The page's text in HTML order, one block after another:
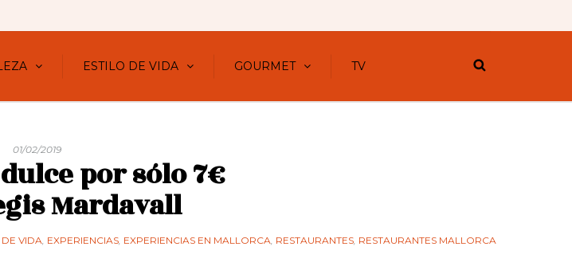
ESTILO DE VIDA GOURMET TV
01/02/2019
por sólo 7€
Mardavall
DE VIDA, EXPERIENCIAS, EXPERIENCIAS EN MALLORCA, RESTAURANTES, RESTAURANTES MALLORCA